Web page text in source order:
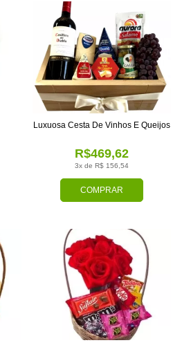
COMPRAR
3x de R$ 156,54
R$469,62
Luxuosa Cesta De Vinhos E Queijos